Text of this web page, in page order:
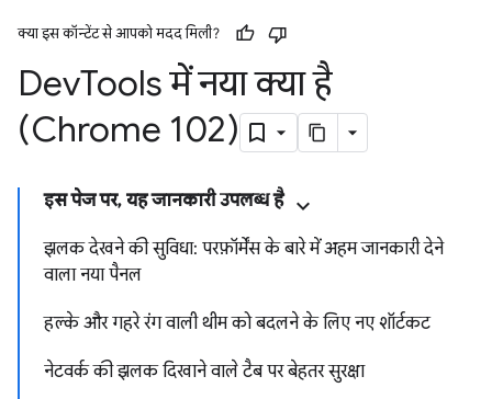
क्या इस कॉन्टेंट से आपको मदद मिली?
DevTools में नया क्या है
(Chrome 102)
इस पेज पर, यह जानकारी उपलब्ध है
झलक देखने की सुविधा: परफ़ॉर्मेंस के बारे में अहम जानकारी देने
वाला नया पैनल
हल्के और गहरे रंग वाली थीम को बदलने के लिए नए शॉर्टकट
नेटवर्क की झलक दिखाने वाले टैब पर बेहतर सुरक्षा